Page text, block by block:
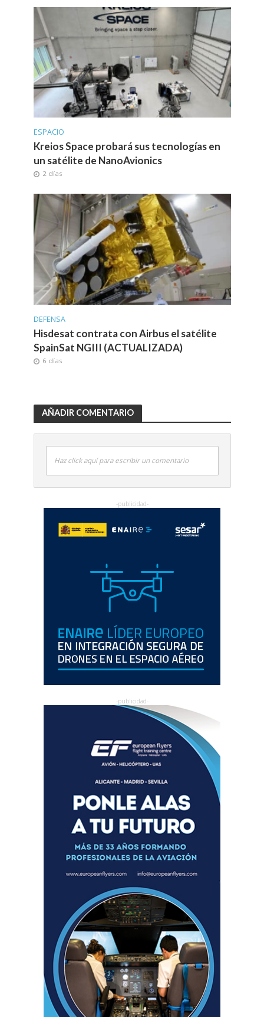
ESPACIO
Kreios Space probará sus tecnologías en
un satélite de NanoAvionics
2 días
DEFENSA
Hisdesat contrata con Airbus el satélite
SpainSat NGIII (ACTUALIZADA)
6 días
AÑADIR COMENTARIO
Haz click aquí para escribir un comentario